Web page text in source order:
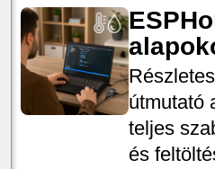
útmutató
teljes
és